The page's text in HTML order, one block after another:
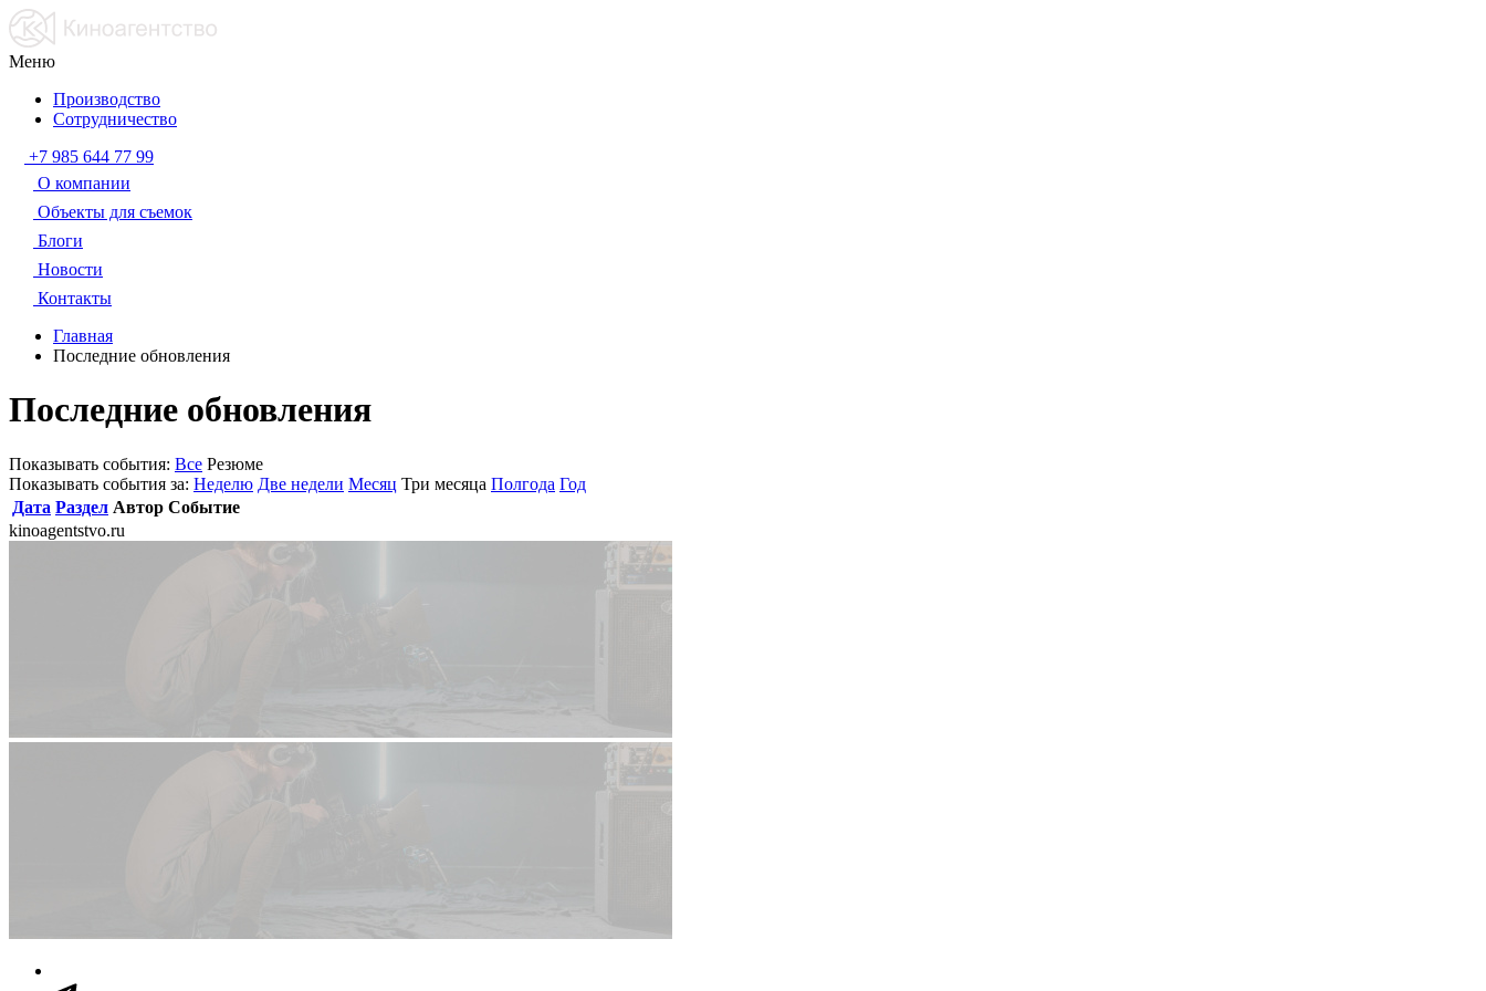
Меню
Производство
Сотрудничество
+7 985 644 77 99
О компании
Объекты для съемок
Блоги
Новости
Контакты
Главная
Последние обновления
Последние обновления
Показывать события: Все Резюме
Показывать события за: Неделю Две недели Месяц Три месяца Полгода Год
Дата Раздел Автор Событие
kinoagentstvo.ru